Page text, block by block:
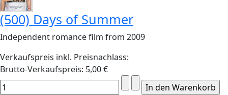
(500) Days of Summer
Independent romance film from 2009
Verkaufspreis inkl. Preisnachlass:
Brutto-Verkaufspreis: 5,00 €